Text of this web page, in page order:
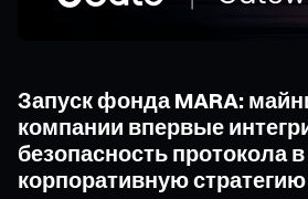
Запуск фонда MARA:
компании впервые
безопасность протокола в
корпоративную стратегию